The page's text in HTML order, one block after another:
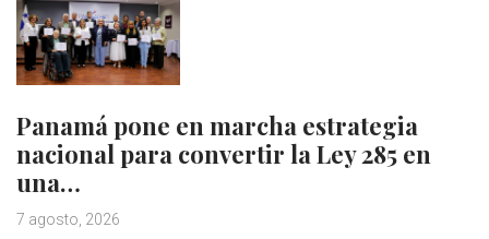
Panamá pone en marcha estrategia
nacional para convertir la Ley 285 en
una…
7 agosto, 2026